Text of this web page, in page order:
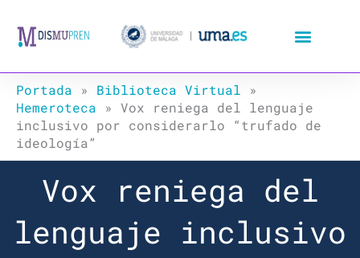
Portada » Biblioteca Virtual »
Hemeroteca » Vox reniega del lenguaje
inclusivo por considerarlo “trufado de
ideología”
Vox reniega del
lenguaje inclusivo